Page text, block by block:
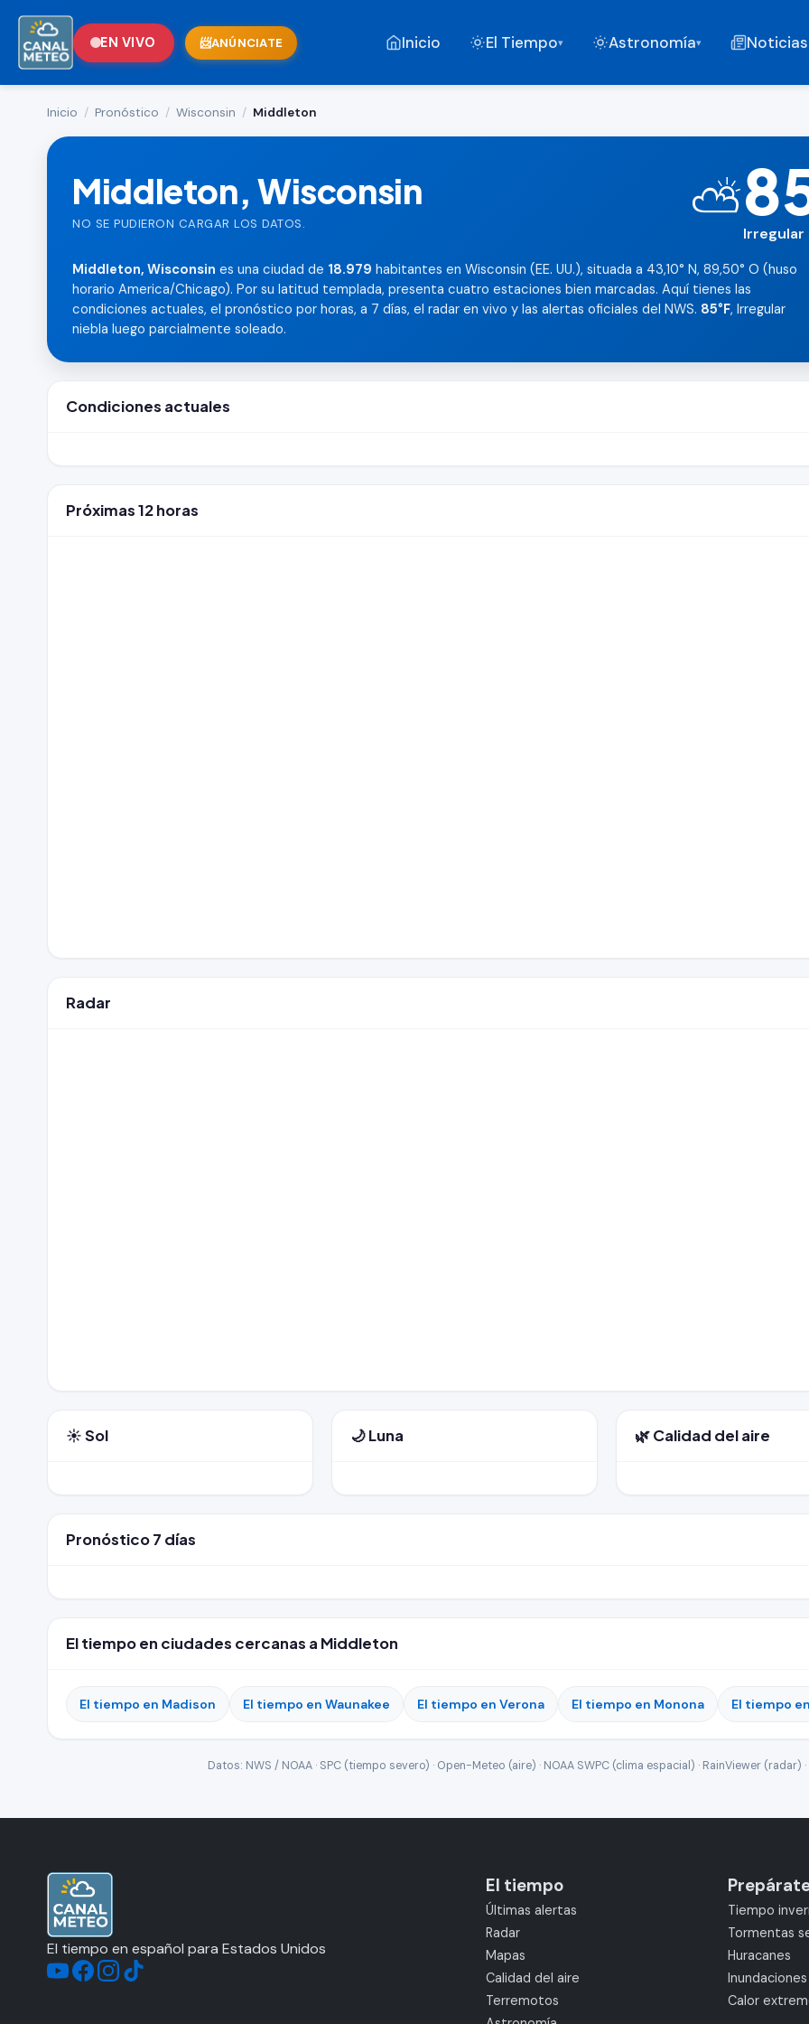
EN VIVO ANÚNCIATE Inicio El Tiempo▾ Astronomía▾ Noticias
Inicio / Pronóstico / Wisconsin / Middleton
Middleton, Wisconsin
NO SE PUDIERON CARGAR LOS DATOS. ⛅Irregular
Middleton, Wisconsin es una ciudad de 18.979 habitantes en Wisconsin (EE. UU.), situada a 43,10° N, 89,50° O (huso
horario America/Chicago). Por su latitud templada, presenta cuatro estaciones bien marcadas. Aquí tienes las
condiciones actuales, el pronóstico por horas, a 7 días, el radar en vivo y las alertas oficiales del NWS. 85°F, Irregular
niebla luego parcialmente soleado.
Condiciones actuales
Próximas 12 horas
Radar
☀️ Sol 🌙 Luna 🌿 Calidad del aire
Pronóstico 7 días
El tiempo en ciudades cercanas a Middleton
El tiempo en Madison El tiempo en Waunakee El tiempo en Verona El tiempo en Monona El tiempo
Datos: NWS / NOAA · SPC (tiempo severo) · Open-Meteo (aire) · NOAA SWPC (clima espacial) · RainViewer (radar)
El tiempo en español para Estados Unidos
El tiempo
Últimas alertas
Radar
Mapas
Calidad del aire
Terremotos
Tiempo
Tormentas
Huracanes
Inundaciones
Calor